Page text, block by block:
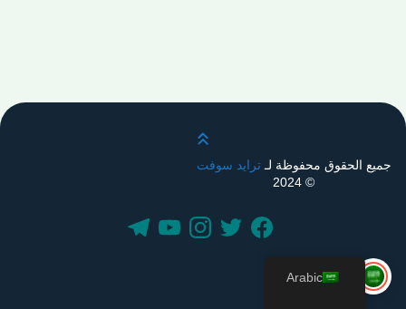
قم بالتمرير لأعلى
جميع الحقوق محفوظة لـترايد سوفت
© 2024
Arabic